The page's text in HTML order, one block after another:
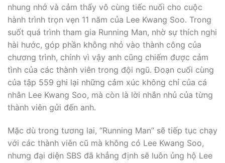
nhung nhớ và cảm thấy vô cùng tiếc nuối cho cuộc
hành trình trọn vẹn 11 năm của Lee Kwang Soo. Trong
suốt quá trình tham gia Running Man, nhờ sự thích nghi
hài hước, góp phần không nhỏ vào thành công của
chương trình, chính vì vậy anh cũng chiếm được cảm
tình của các thành viên trong đội ngũ. Đoạn cuối cùng
của tập 559 ghi lại những cảm xúc không chỉ của cá
nhân Lee Kwang Soo, mà còn là lời nhắn nhủ của từng
thành viên gửi đến anh.
Mặc dù trong tương lai, “Running Man” sẽ tiếp tục chạy
với các thành viên cũ mà không có Lee Kwang Soo,
nhưng đại diện SBS đã khẳng định sẽ luôn ủng hộ Lee